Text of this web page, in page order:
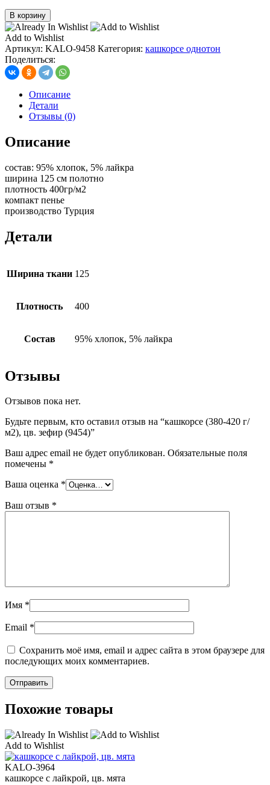
В корзину
Add to Wishlist
Артикул: KALO-9458 Категория: кашкорсе однотон
Поделиться:
Описание
Детали
Отзывы (0)
Описание
состав: 95% хлопок, 5% лайкра
ширина 125 см полотно
плотность 400гр/м2
компакт пенье
производство Турция
Детали
Ширина ткани 125
Плотность 400
Состав 95% хлопок, 5% лайкра
Отзывы
Отзывов пока нет.
Будьте первым, кто оставил отзыв на “кашкорсе (380-420 г/
м2), цв. зефир (9454)”
Ваш адрес email не будет опубликован. Обязательные поля
помечены *
Ваша оценка *
Ваш отзыв *
Имя *
Email *
Сохранить моё имя, email и адрес сайта в этом браузере для
последующих моих комментариев.
Похожие товары
Add to Wishlist
KALO-3964
кашкорсе с лайкрой, цв. мята